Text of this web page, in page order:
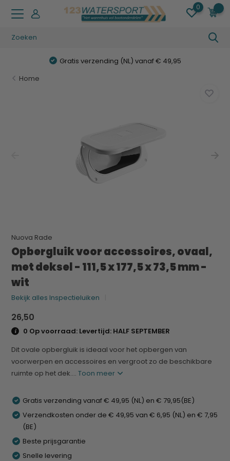
0
Gratis verzending (NL) vanaf € 49,95
Home
Nuova Rade
Opbergluik voor accessoires, ovaal,
met deksel - 111,5 x 177,5 x 73,5 mm -
wit
Bekijk alles Inspectieluiken
26,50
0 Op voorraad: Levertijd: HALF SEPTEMBER
Dit ovale opbergluik is ideaal voor het opbergen van
voorwerpen en accessoires en vergroot zo de beschikbare
ruimte op het dek....Toon meer
Gratis verzending vanaf € 49,95 (NL) en € 79,95(BE)
Verzendkosten onder de € 49,95 van € 6,95 (NL) en € 7,95
(BE)
Beste prijsgarantie
Snelle levering